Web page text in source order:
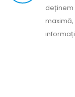
deținem